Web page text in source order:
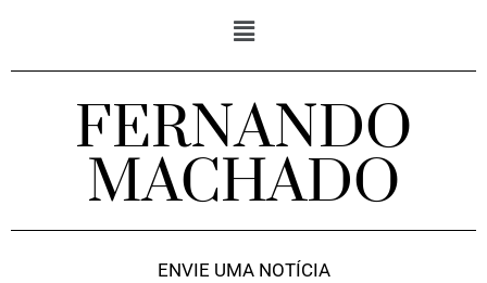
FERNANDO
MACHADO
ENVIE UMA NOTÍCIA